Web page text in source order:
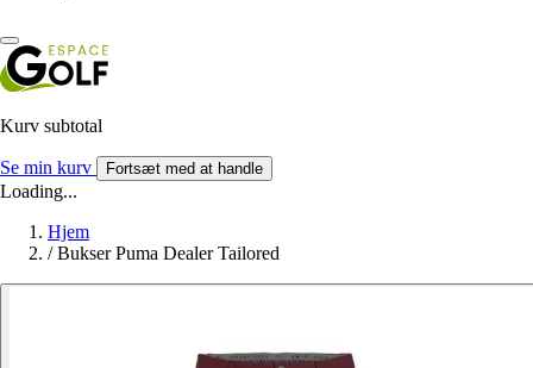
Kurv subtotal
Se min kurv Fortsæt med at handle
Loading...
Hjem
/ Bukser Puma Dealer Tailored